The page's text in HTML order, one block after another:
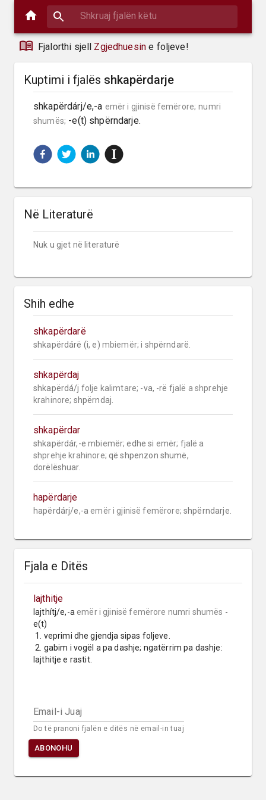
Fjalorthi sjell Zgjedhuesin e foljeve!
Kuptimi i fjalës shkapërdarje
shkapërdárj/e,-a emër i gjinisë femërore; numri
shumës; -e(t) shpërndarje.
Në Literaturë
Nuk u gjet në literaturë
Shih edhe
shkapërdarë
shkapërdárë (i, e) mbiemër; i shpërndarë.
shkapërdaj
shkapërdá/j folje kalimtare; -va, -rë fjalë a shprehje
krahinore; shpërndaj.
shkapërdar
shkapërdár,-e mbiemër; edhe si emër; fjalë a
shprehje krahinore; që shpenzon shumë,
dorëlëshuar.
hapërdarje
hapërdárj/e,-a emër i gjinisë femërore; shpërndarje.
Fjala e Ditës
lajthitje
lajthítj/e,-a emër i gjinisë femërore numri shumës -
e(t)
2. gabim i vogël a pa dashje; ngatërrim pa dashje:
lajthitje e rastit.
Email-i Juaj
Do të pranoni fjalën e ditës në email-in tuaj
ABONOHU